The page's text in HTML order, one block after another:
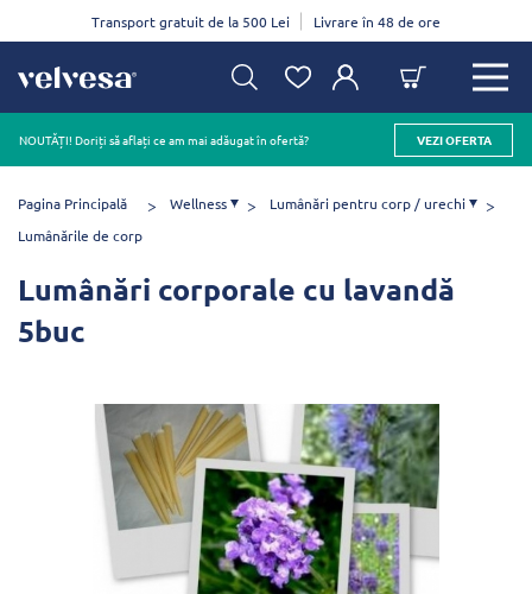
Transport gratuit de la 500 Lei Livrare în 48 de ore
NOUTĂȚI! Doriți să aflați ce am mai adăugat în ofertă? VEZI OFERTA
Pagina Principală Wellness
Lumânări pentru corp / urechi
Lumânările de corp
Lumânări corporale cu lavandă
5buc